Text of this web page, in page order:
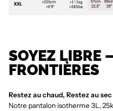
SOYEZ LIBRE –
FRONTIÈRES
Restez au chaud, Restez au sec
Notre pantalon isotherme 3L,